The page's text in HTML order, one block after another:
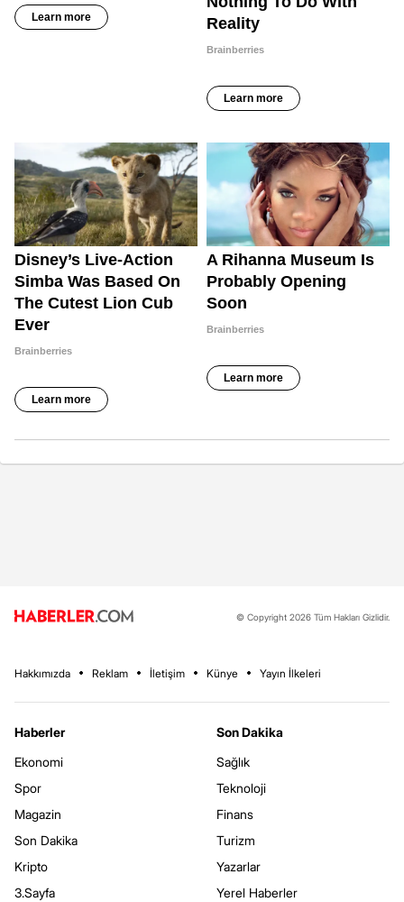
© Copyright 2026 Tüm Hakları Gizlidir.
Hakkımızda Reklam İletişim Künye Yayın İlkeleri
Haberler
Ekonomi
Spor
Magazin
Son Dakika
Kripto
3.Sayfa
Son Dakika
Sağlık
Teknoloji
Finans
Turizm
Yazarlar
Yerel Haberler